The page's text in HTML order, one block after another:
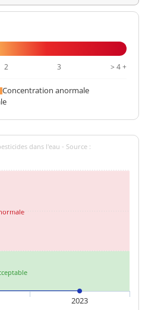
2 3 > 4 +
Concentration anormale
dans l'eau - Source :
2023